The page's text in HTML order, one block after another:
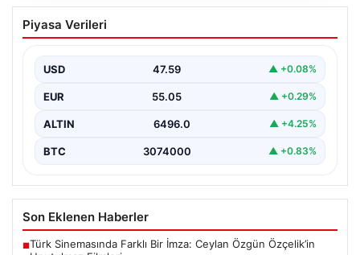
Türk Hava Kuvvetleri’nde Tarih Yazan
Kadınlar: Özlem Karapınar ve Alper
Türkiye'nin savunma ve askeri tarihine yeni bir sayfa
Piyasa Verileri
USD 47.59 ▲ +0.08%
EUR 55.05 ▲ +0.29%
ALTIN 6496.0 ▲ +4.25%
BTC 3074000 ▲ +0.83%
Son Eklenen Haberler
■Türk Sinemasında Farklı Bir İmza: Ceylan Özgün Özçelik’in